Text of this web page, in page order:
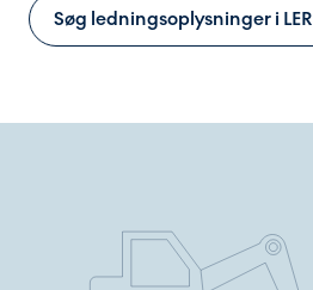
Søg ledningsoplysninger i LER